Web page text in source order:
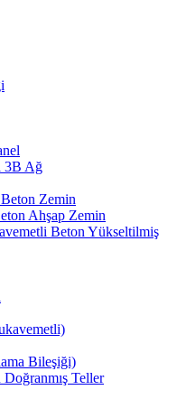
3B Ağ
Zemin
Ahşap Zemin
Beton Yükseltilmiş
Bileşiği)
Teller